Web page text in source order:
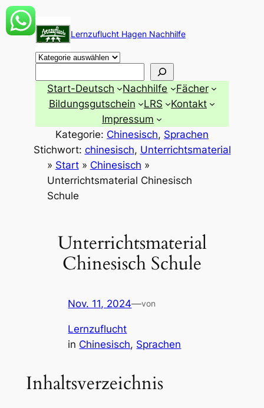
Zum
Inhalt
springen
Lernzuflucht Hagen Nachhilfe
Start-Deutsch Nachhilfe
Fächer
Bildungsgutschein
LRS
Kontakt
Impressum
Kategorie: Chinesisch, Sprachen
Stichwort: chinesisch, Unterrichtsmaterial
» Start» Chinesisch »
Unterrichtsmaterial Chinesisch
Schule
Unterrichtsmaterial
Chinesisch Schule
Nov. 11, 2024—von
Lernzuflucht
in Chinesisch, Sprachen
Inhaltsverzeichnis